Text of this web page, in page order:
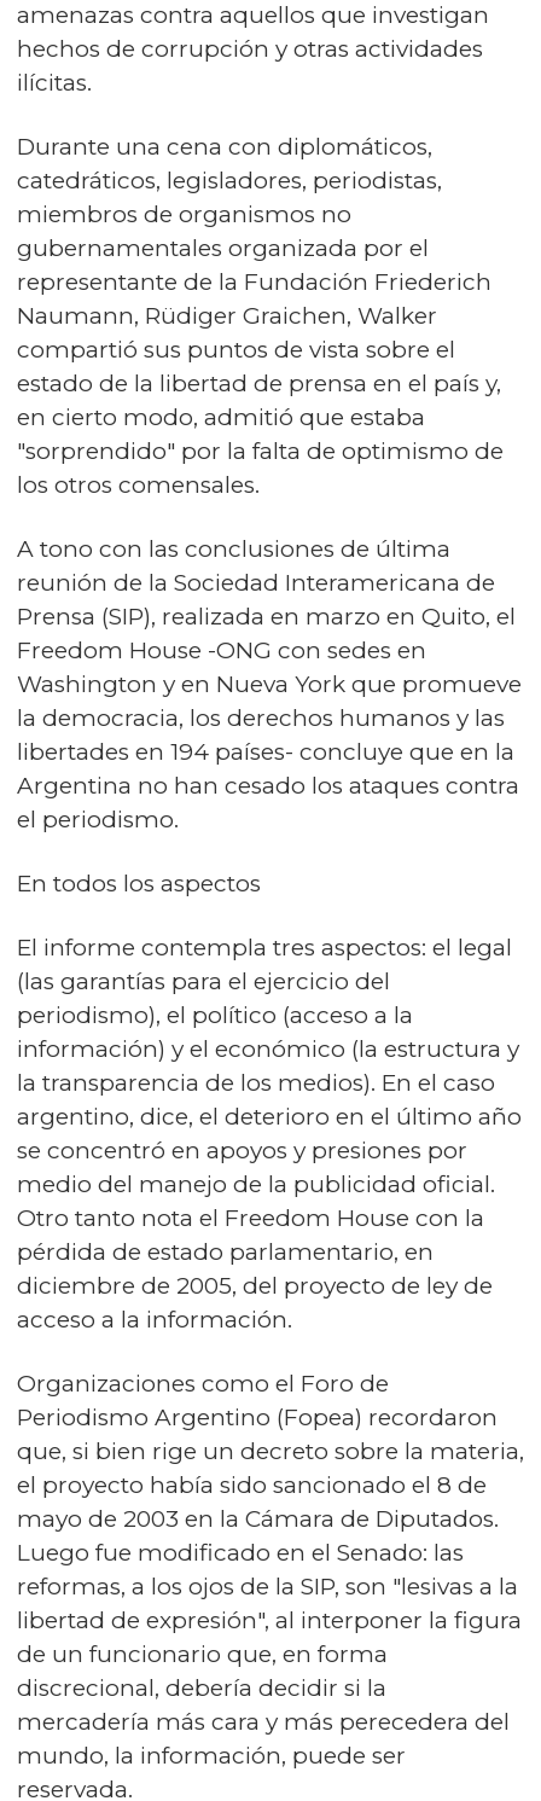
amenazas contra aquellos que investigan
hechos de corrupción y otras actividades
ilícitas.
Durante una cena con diplomáticos,
catedráticos, legisladores, periodistas,
miembros de organismos no
gubernamentales organizada por el
representante de la Fundación Friederich
Naumann, Rüdiger Graichen, Walker
compartió sus puntos de vista sobre el
estado de la libertad de prensa en el país y,
en cierto modo, admitió que estaba
"sorprendido" por la falta de optimismo de
los otros comensales.
A tono con las conclusiones de última
reunión de la Sociedad Interamericana de
Prensa (SIP), realizada en marzo en Quito, el
Freedom House -ONG con sedes en
Washington y en Nueva York que promueve
la democracia, los derechos humanos y las
libertades en 194 países- concluye que en la
Argentina no han cesado los ataques contra
el periodismo.
En todos los aspectos
El informe contempla tres aspectos: el legal
(las garantías para el ejercicio del
periodismo), el político (acceso a la
información) y el económico (la estructura y
la transparencia de los medios). En el caso
argentino, dice, el deterioro en el último año
se concentró en apoyos y presiones por
medio del manejo de la publicidad oficial.
Otro tanto nota el Freedom House con la
pérdida de estado parlamentario, en
diciembre de 2005, del proyecto de ley de
acceso a la información.
Organizaciones como el Foro de
Periodismo Argentino (Fopea) recordaron
que, si bien rige un decreto sobre la materia,
el proyecto había sido sancionado el 8 de
mayo de 2003 en la Cámara de Diputados.
Luego fue modificado en el Senado: las
reformas, a los ojos de la SIP, son "lesivas a la
libertad de expresión", al interponer la figura
de un funcionario que, en forma
discrecional, debería decidir si la
mercadería más cara y más perecedera del
mundo, la información, puede ser
reservada.